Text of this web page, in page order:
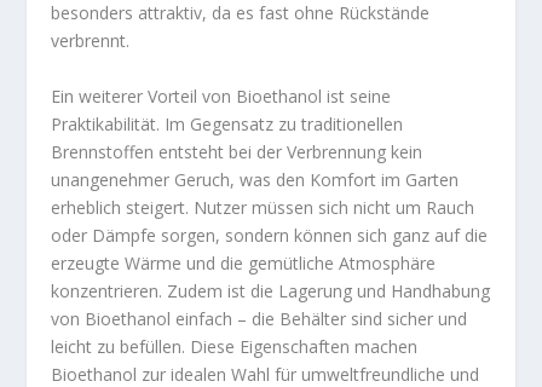
besonders attraktiv, da es fast ohne Rückstände
verbrennt.
Ein weiterer Vorteil von Bioethanol ist seine
Praktikabilität. Im Gegensatz zu traditionellen
Brennstoffen entsteht bei der Verbrennung kein
unangenehmer Geruch, was den Komfort im Garten
erheblich steigert. Nutzer müssen sich nicht um Rauch
oder Dämpfe sorgen, sondern können sich ganz auf die
erzeugte Wärme und die gemütliche Atmosphäre
konzentrieren. Zudem ist die Lagerung und Handhabung
von Bioethanol einfach – die Behälter sind sicher und
leicht zu befüllen. Diese Eigenschaften machen
Bioethanol zur idealen Wahl für umweltfreundliche und